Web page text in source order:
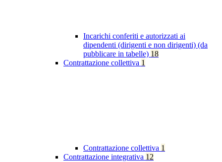
Incarichi conferiti e autorizzati ai
dipendenti (dirigenti e non dirigenti) (da
pubblicare in tabelle) 18
Contrattazione collettiva 1
Contrattazione collettiva 1
Contrattazione integrativa 12